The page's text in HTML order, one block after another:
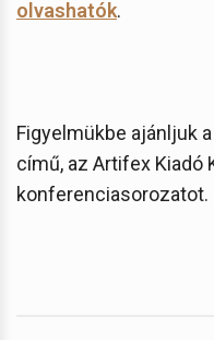
olvashatók.
Figyelmükbe ajánljuk a
című, az Artifex
konferenciasorozatot.